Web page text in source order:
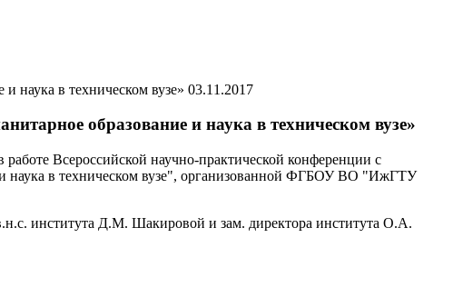
03.11.2017
образование и наука в техническом вузе»
Всероссийской научно-практической конференции с
наука в техническом вузе", организованной ФГБОУ ВО "ИжГТУ
института Д.М. Шакировой и зам. директора института О.А.